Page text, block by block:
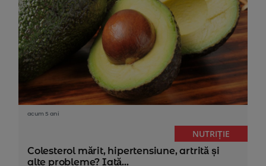
acum 5 ani
NUTRIȚIE
Colesterol mărit, hipertensiune, artrită și
alte probleme? Iată...